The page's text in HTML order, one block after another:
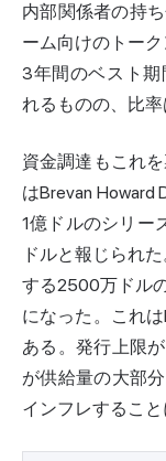
内部関係者の持
ーム向けのトー
3年間のベスト
れるものの、比率
資金調達もこれ
はBrevan Howard
1億ドルのシリー
ドルと報じられ
する2500万ドル
になった。これ
ある。発行上限
が供給量の大部
インフレすること